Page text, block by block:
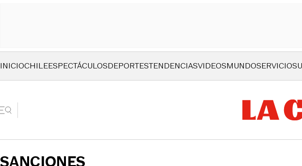
INICIOCHILEESPECTÁCULOSDEPORTESTENDENCIASVIDEOSMUNDOSERVICIOS